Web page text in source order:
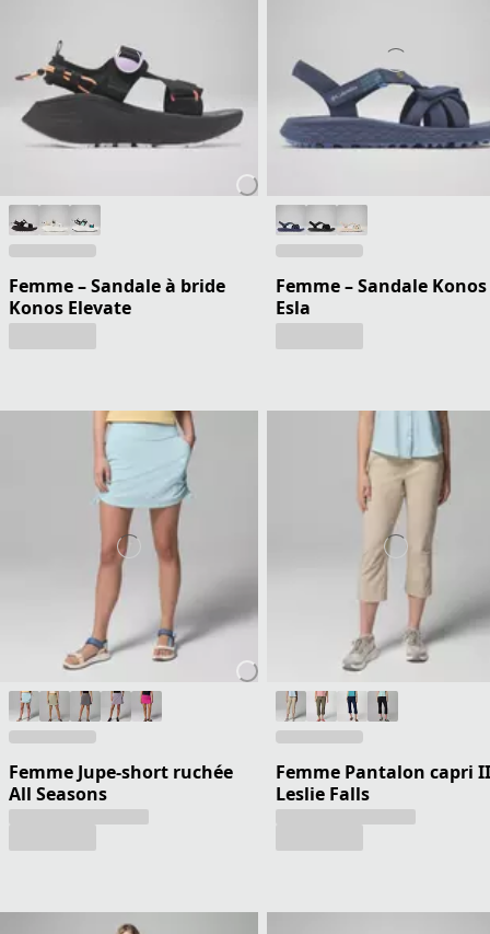
Femme – Sandale à bride
Konos Elevate
Femme – Sandale Konos
Esla
Femme Jupe-short ruchée
All Seasons
Femme Pantalon capri II
Leslie Falls